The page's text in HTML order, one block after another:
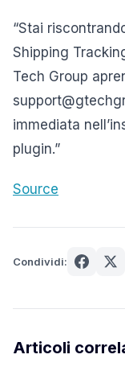
“Stai
Shipping
Tech Group
immediata
plugin.”
Source
Condividi:
Articoli